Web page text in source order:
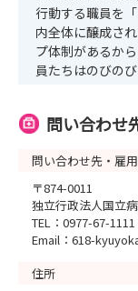
行動する職員を
内全体に醸成さ
プ体制があるか
員たちはのびの
問い合わせ
問い合わせ先・雇
〒874-0011
独立行政法人国立
TEL：0977-67-1111
Email：618-
住所